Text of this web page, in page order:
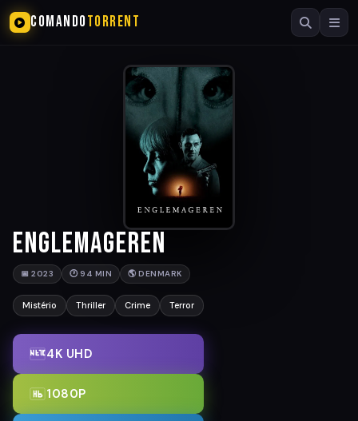
COMANDOTORRENT
Englemageren
📅 2023 🕐 94 MIN 🌎 DENMARK
Mistério Thriller Crime Terror
4K UHD
1080P